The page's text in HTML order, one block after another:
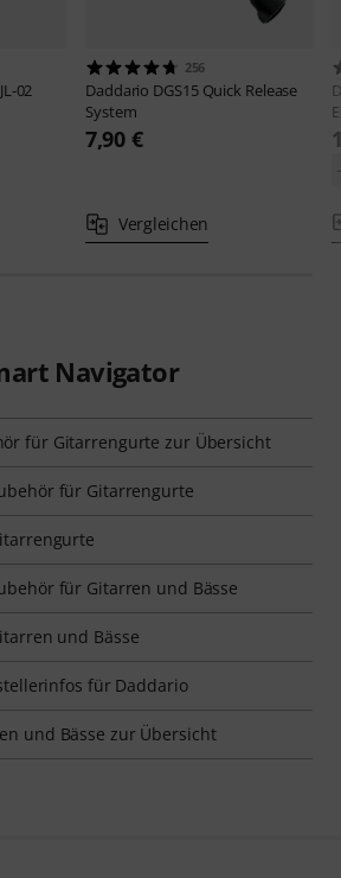
02
256
Daddario DGS15 Quick Release
System
7,90 €
Vergleichen
Navigator
für Gitarrengurte zur Übersicht
für Gitarrengurte
für Gitarren und Bässe
und Bässe
für Daddario
und Bässe zur Übersicht